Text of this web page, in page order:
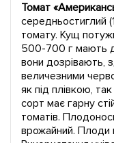
Томат
середньостиглий
томату. Кущ
500-700 г мають
вони дозрівають,
величезними
як під плівкою, так
сорт має гарну
томатів.
врожайний. Плоди